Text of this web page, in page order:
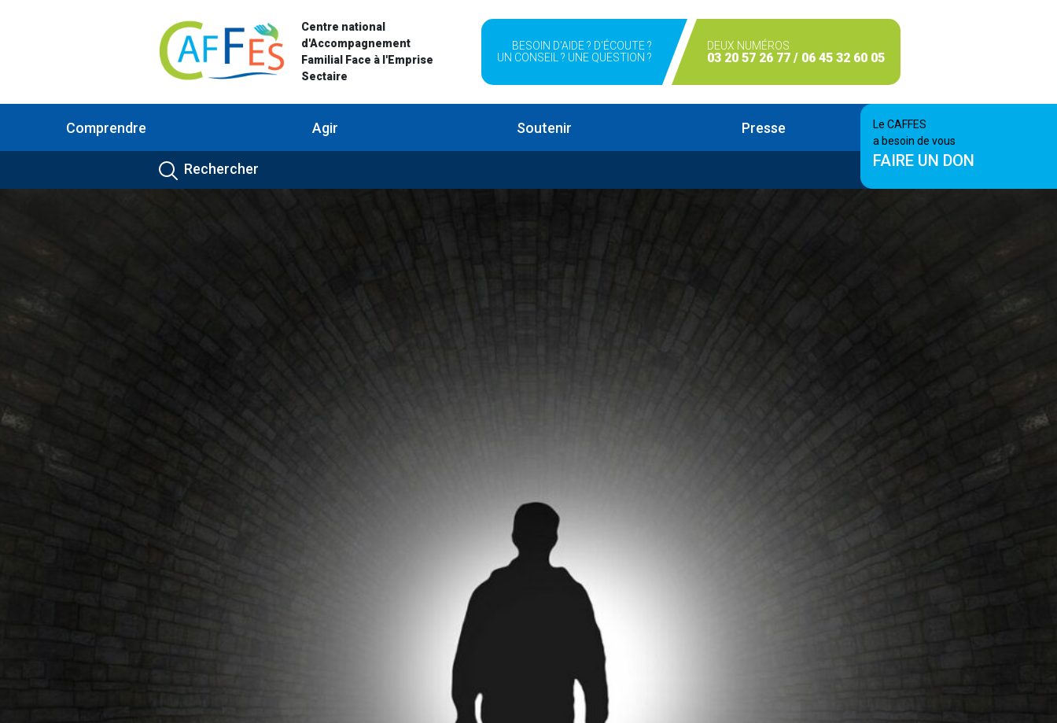
Centre national
d'Accompagnement
Familial Face à l'Emprise
Sectaire
BESOIN D'AIDE ? D'ÉCOUTE ?
UN CONSEIL ? UNE QUESTION ?
DEUX NUMÉROS
03 20 57 26 77 / 06 45 32 60 05
Comprendre Agir Soutenir Presse
Le CAFFES
a besoin de vous
FAIRE UN DON